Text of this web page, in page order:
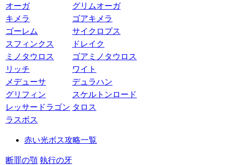
オーガ
グリムオーガ
キメラ
ゴアキメラ
ゴーレム
サイクロプス
スフィンクス
ドレイク
ミノタウロス
ゴアミノタウロス
リッチ
ワイト
メデューサ
デュラハン
グリフィン
スケルトンロード
レッサードラゴン タロス
ラスボス
赤い光ボス攻略一覧
断罪の顎 執行の牙